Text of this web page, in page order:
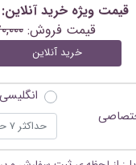
قیمت ویژه خرید آنلاین: ۱۷۸,۹۸۰,۰۰۰ تومان
قیمت فروش:
خرید آنلاین
انگلیسی